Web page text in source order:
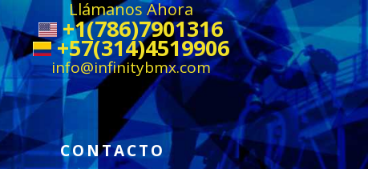
Llámanos Ahora
+1(786)7901316
+57(314)4519906
info@infinitybmx.com
CONTACTO